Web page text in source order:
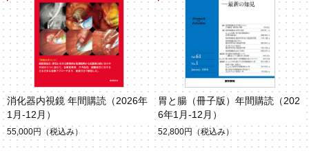
消化器内視鏡 年間購読（2026年
1月-12月）
55,000円 （税込み）
胃と腸（冊子版）年間購読（202
6年1月-12月）
52,800円 （税込み）